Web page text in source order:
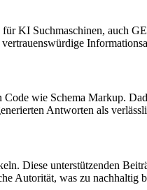
KI Suchmaschinen, auch
wie Schema Markup.
Antworten als
Diese unterstützenden
Autorität, was zu nachhaltig